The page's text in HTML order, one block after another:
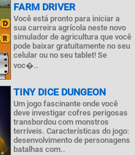
FARM DRIVER
Você está pronto para iniciar a
sua carreira agrícola neste novo
simulador de agricultura que você
pode baixar gratuitamente no seu
celular ou no seu tablet! Se
voc�..
TINY DICE DUNGEON
Um jogo fascinante onde você
deve investigar cofres perigosas
transbordou com monstros
terríveis. Características do jogo:
desenvolvimento de personagens
batalhas com..